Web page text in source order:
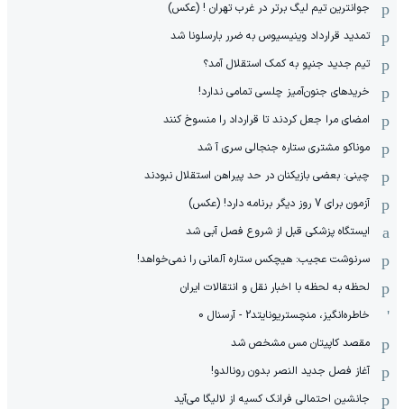
جوانترین تیم لیگ برتر در غرب تهران ! (عکس)
تمدید قرارداد وینیسیوس به ضرر بارسلونا شد
تیم جدید جنپو به کمک استقلال آمد؟
خریدهای جنون‌آمیز چلسی تمامی ندارد!
امضای مرا جعل کردند تا قرارداد را منسوخ کنند
موناکو مشتری ستاره جنجالی سری آ شد
چینی: بعضی بازیکنان در حد پیراهن استقلال نبودند
آزمون برای 7 روز دیگر برنامه دارد! (عکس)
ایستگاه پزشکی قبل از شروع فصل آبی شد
سرنوشت عجیب: هیچکس ستاره آلمانی را نمی‌خواهد!
لحظه به لحظه با اخبار نقل و انتقالات ایران
خاطره‌انگیز، منچستریونایتد2 - آرسنال 0
مقصد کاپیتان مس مشخص شد
آغاز فصل جدید النصر بدون رونالدو!
جانشین احتمالی فرانک کسیه از لالیگا می‌آید